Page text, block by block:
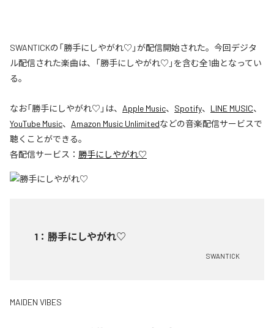
SWANTICKの「勝手にしやがれ♡」が配信開始された。今回デジタ
ル配信された楽曲は、「勝手にしやがれ♡」を含む全1曲となってい
る。
なお「勝手にしやがれ♡ 」は、 Apple Music、 Spotify、 LINE MUSIC、
YouTube Music、 Amazon Music Unlimitedなどの音楽配信サービスで
聴くことができる。
各配信サービス： 勝手にしやがれ♡
1 ： 勝手にしやがれ♡
SWANTICK
MAIDEN VIBES